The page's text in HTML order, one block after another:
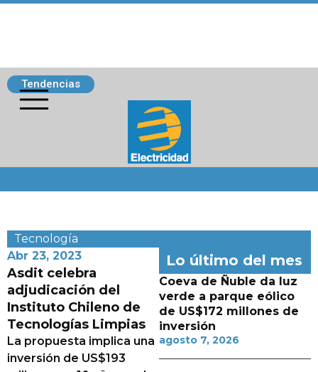
Tendencias
Tecnología
Abr 23, 2023
Asdit celebra
adjudicación del
Instituto Chileno de
Tecnologías Limpias
La propuesta implica una
inversión de US$193
Lo último del mes
Coeva de Ñuble da luz
verde a parque eólico
de US$172 millones de
inversión
agosto 7, 2026